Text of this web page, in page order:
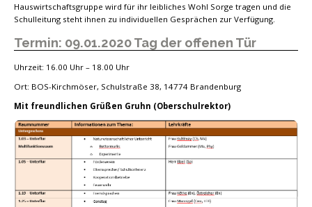
Hauswirtschaftsgruppe wird für ihr leibliches Wohl Sorge tragen und die
Schulleitung steht ihnen zu individuellen Gesprächen zur Verfügung.
Termin: 09.01.2020 Tag der offenen Tür
Uhrzeit: 16.00 Uhr – 18.00 Uhr
Ort: BOS-Kirchmöser, Schulstraße 38, 14774 Brandenburg
Mit freundlichen Grüßen Gruhn (Oberschulrektor)